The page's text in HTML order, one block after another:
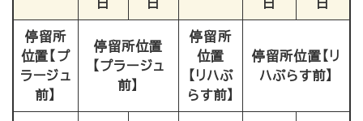
日​
日​
日​
日
停留所
位置【プ
ラージュ
前】
停留所位置
【プラージュ
前】
停留所
位置
【リハぷ
らす前】
停留所位置【リ
ハぷらす前】